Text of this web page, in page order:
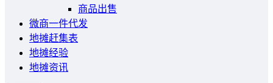
商品出售
微商一件代发
地摊赶集表
地摊经验
地摊资讯